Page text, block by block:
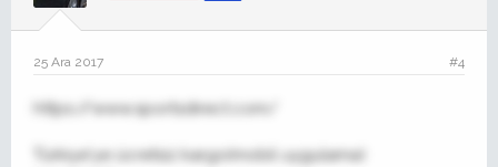
25 Ara 2017 #4
https://www.sportsdirect.com/
Türkiye'ye ücretsiz kargo(mobil uygulama)